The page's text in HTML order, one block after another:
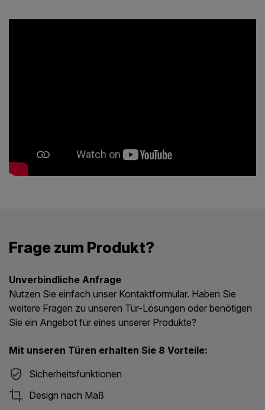
Frage zum Produkt?
Unverbindliche Anfrage
Nutzen Sie einfach unser Kontaktformular. Haben Sie
weitere Fragen zu unseren Tür-Lösungen oder benötigen
Sie ein Angebot für eines unserer Produkte?
Mit unseren Türen erhalten Sie 8 Vorteile:
Sicherheitsfunktionen
Design nach Maß